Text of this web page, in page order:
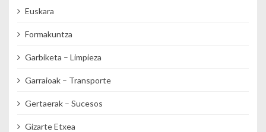
Euskara
Formakuntza
Garbiketa – Limpieza
Garraioak – Transporte
Gertaerak – Sucesos
Gizarte Etxea